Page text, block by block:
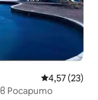
Средна
4,57 (23)
Росарито